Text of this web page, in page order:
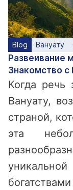
Blog Вануату
Развеивание
Знакомство с
Когда речь
Вануату,
страной,
эта